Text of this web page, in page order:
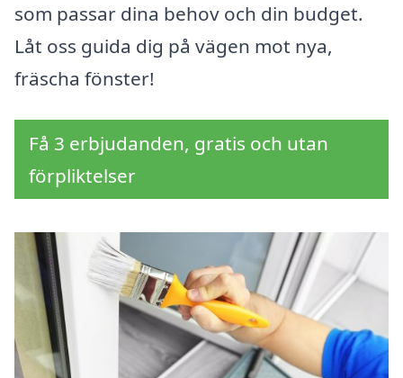
som passar dina behov och din budget.
Låt oss guida dig på vägen mot nya,
fräscha fönster!
Få 3 erbjudanden, gratis och utan
förpliktelser